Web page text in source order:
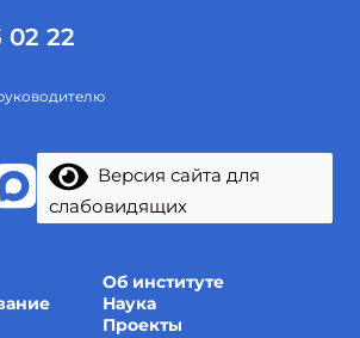
02 22
Версия сайта для
слабовидящих
Об институте
Наука
Проекты